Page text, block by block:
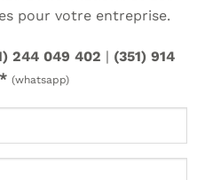
pour votre entreprise.
244 049 402 | (351) 914
(whatsapp)